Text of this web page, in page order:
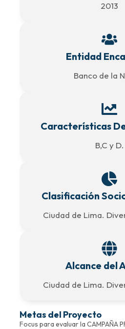
2013
Entidad
Banco de la
Características
B,C y D.
Clasificación
Ciudad de Lima.
Alcance del
Ciudad de Lima.
Metas del Proyecto
Focus para evaluar la CAMPAÑA